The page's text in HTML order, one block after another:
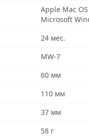
Apple Mac OS
Microsoft
24 мес.
MW-7
60 мм
110 мм
37 мм
58 г